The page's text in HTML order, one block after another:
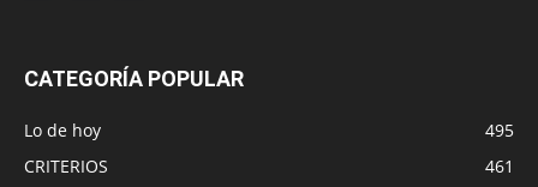
CATEGORÍA POPULAR
Lo de hoy
495
CRITERIOS
461